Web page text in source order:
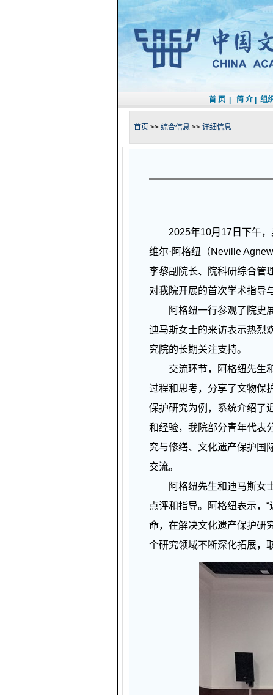
首 页 简 介| 组
首页 >> 综合信息 >> 详细信息
2025年10月17日下午，
维尔·阿格纽（Neville
李黎副院长、院科研综合管
对我院开展的首次学术指导
阿格纽一行参观了院史展
迪马斯女士的来访表示热烈
究院的长期关注支持。
交流环节，阿格纽先生和
过程和思考，分享了文物保
保护研究为例，系统介绍了
和经验，我院部分青年代表
究与修缮、文化遗产保护国
交流。
阿格纽先生和迪马斯女士
点评和指导。阿格纽表示，
命，在解决文化遗产保护研
个研究领域不断深化拓展，